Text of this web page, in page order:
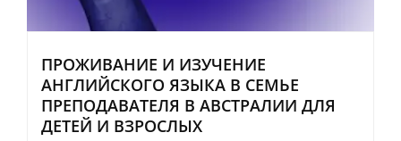
ПРОЖИВАНИЕ И ИЗУЧЕНИЕ
АНГЛИЙСКОГО ЯЗЫКА В СЕМЬЕ
ПРЕПОДАВАТЕЛЯ В АВСТРАЛИИ ДЛЯ
ДЕТЕЙ И ВЗРОСЛЫХ